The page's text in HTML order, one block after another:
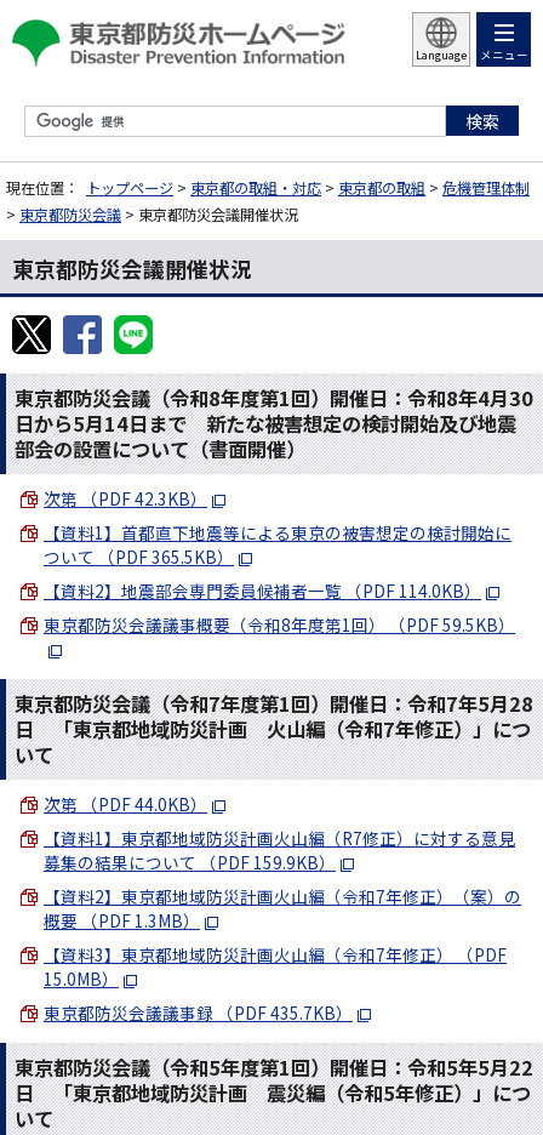
Language メニュー
現在位置： トップページ > 東京都の取組・対応 > 東京都の取組 > 危機管理体制
> 東京都防災会議 > 東京都防災会議開催状況
東京都防災会議開催状況
東京都防災会議（令和8年度第1回）開催日：令和8年4月30
日から5月14日まで 新たな被害想定の検討開始及び地震
部会の設置について（書面開催）
次第 （PDF 42.3KB）
【資料1】首都直下地震等による東京の被害想定の検討開始に
ついて （PDF 365.5KB）
【資料2】地震部会専門委員候補者一覧 （PDF 114.0KB）
東京都防災会議議事概要（令和8年度第1回） （PDF 59.5KB）
東京都防災会議（令和7年度第1回）開催日：令和7年5月28
日 「東京都地域防災計画 火山編（令和7年修正）」につ
いて
次第 （PDF 44.0KB）
【資料1】東京都地域防災計画火山編（R7修正）に対する意見
募集の結果について （PDF 159.9KB）
【資料2】東京都地域防災計画火山編（令和7年修正）（案）の
概要 （PDF 1.3MB）
【資料3】東京都地域防災計画火山編（令和7年修正） （PDF
15.0MB）
東京都防災会議議事録 （PDF 435.7KB）
東京都防災会議（令和5年度第1回）開催日：令和5年5月22
日 「東京都地域防災計画 震災編（令和5年修正）」につ
いて